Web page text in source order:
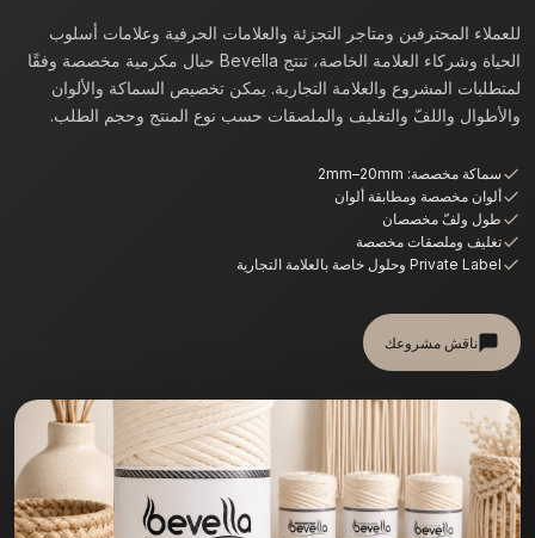
للعملاء المحترفين ومتاجر التجزئة والعلامات الحرفية وعلامات أسلوب
الحياة وشركاء العلامة الخاصة، تنتج Bevella حبال مكرمية مخصصة وفقًا
لمتطلبات المشروع والعلامة التجارية. يمكن تخصيص السماكة والألوان
والأطوال واللفّ والتغليف والملصقات حسب نوع المنتج وحجم الطلب.
سماكة مخصصة: 2mm–20mm
ألوان مخصصة ومطابقة ألوان
طول ولفّ مخصصان
تغليف وملصقات مخصصة
Private Label وحلول خاصة بالعلامة التجارية
ناقش مشروعك